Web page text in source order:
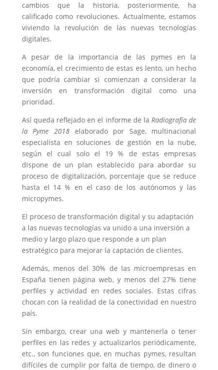
cambios que la historia, posteriormente, ha
calificado como revoluciones. Actualmente, estamos
viviendo la revolución de las nuevas tecnologías
digitales.
A pesar de la importancia de las pymes en la
economía, el crecimiento de estas es lento, un hecho
que podría cambiar si comienzan a considerar la
inversión en transformación digital como una
prioridad.
Así queda reflejado en el informe de la Radiografía de
la Pyme 2018elaborado por Sage, multinacional
especialista en soluciones de gestión en la nube,
según el cual solo el 19 % de estas empresas
dispone de un plan establecido para abordar su
proceso de digitalización, porcentaje que se reduce
hasta el 14 % en el caso de los autónomos y las
micropymes.
El proceso de transformación digital y su adaptación
a las nuevas tecnologías va unido a una inversión a
medio y largo plazo que responde a un plan
estratégico para mejorar la captación de clientes.
Además, menos del 30% de las microempresas en
España tienen página web, y menos del 27% tiene
perfiles y actividad en redes sociales. Estas cifras
chocan con la realidad de la conectividad en nuestro
país.
Sin embargo, crear una web y mantenerla o tener
perfiles en las redes y actualizarlos periódicamente,
etc., son funciones que, en muchas pymes, resultan
difíciles de cumplir por falta de tiempo, de dinero o